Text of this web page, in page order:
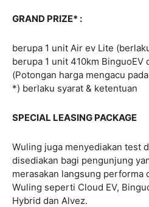
GRAND PRIZE* :
berupa 1 unit Air ev Lite
berupa 1 unit 410km BinguoEV
(Potongan harga mengacu
*) berlaku syarat & ketentuan
SPECIAL LEASING PACKAGE
Wuling juga menyediakan test
disediakan bagi pengunjung
merasakan langsung
Wuling seperti Cloud EV,
Hybrid dan Alvez.